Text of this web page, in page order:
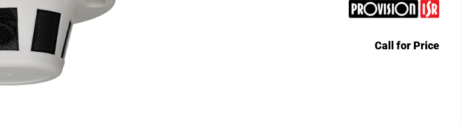
Call for Price